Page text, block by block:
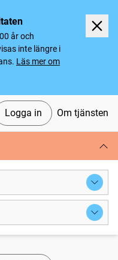
år och
inte längre i
Läs mer om
Logga in Om tjänsten